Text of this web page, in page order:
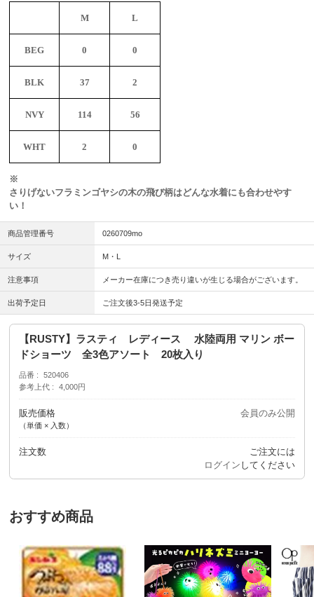
M L
BEG 0 0
BLK 37 2
NVY 114 56
WHT 2 0
※
さりげないフラミンゴヤシの木の飛び柄はどんな水着にも合わせやす
い！
商品管理番号 0260709mo
サイズ M・L
注意事項 メーカー在庫につき売り違いが生じる場合がございます。
出荷予定日 ご注文後3-5日発送予定
【RUSTY】ラスティ レディース 水陸両用 マリン ボー
ドショーツ 全3色アソート 20枚入り
品番
520406
参考上代
4,000円
販売価格
（単価 × 入数）
会員のみ公開
注文数
ご注文には
ログイン してください
おすすめ商品